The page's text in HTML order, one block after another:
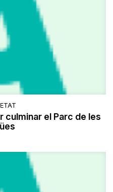
culminar el Parc de les